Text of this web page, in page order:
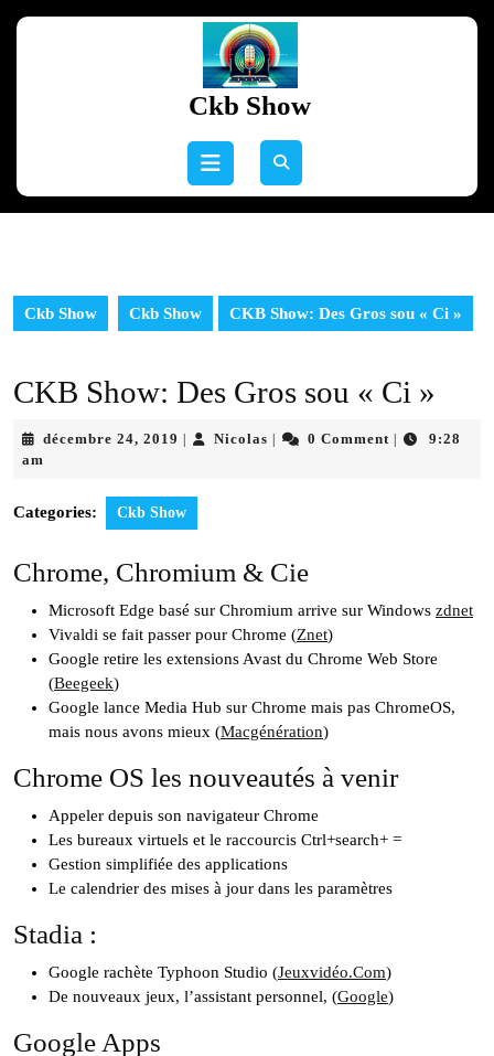
Ckb Show
Open
Ckb Show Ckb Show CKB Show: Des Gros sou « Ci »
CKB Show: Des Gros sou « Ci »
décembre 24, 2019 décembre
Nicolas Nicolas0 Comment
9:28
am
Categories: Ckb Show
Chrome, Chromium & Cie
Microsoft Edge basé sur Chromium arrive sur Windows zdnet
Vivaldi se fait passer pour Chrome (Znet)
Google retire les extensions Avast du Chrome Web Store
(Beegeek)
Google lance Media Hub sur Chrome mais pas ChromeOS,
mais nous avons mieux (Macgénération)
Chrome OS les nouveautés à venir
Appeler depuis son navigateur Chrome
Les bureaux virtuels et le raccourcis Ctrl+search+ =
Gestion simplifiée des applications
Le calendrier des mises à jour dans les paramètres
Stadia :
Google rachète Typhoon Studio (Jeuxvidéo.Com)
De nouveaux jeux, l’assistant personnel, (Google)
Google Apps